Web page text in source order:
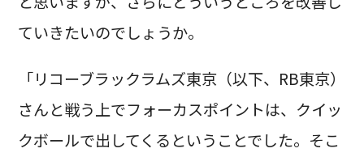
ていきたいのでしょうか。
「リコーブラックラムズ東京（以下、RB東京）
さんと戦う上でフォーカスポイントは、クイッ
クボールで出してくるということでした。そこ